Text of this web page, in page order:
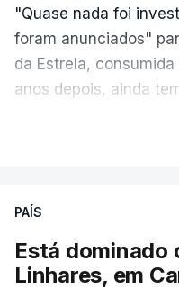
"Quase nada foi
foram anunciados"
da Estrela,
anos depois, ainda
ESTE
PAÍS
Está dominado
Linhares, em